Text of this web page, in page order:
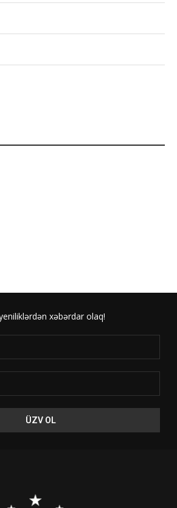
xəbərdar olaq!